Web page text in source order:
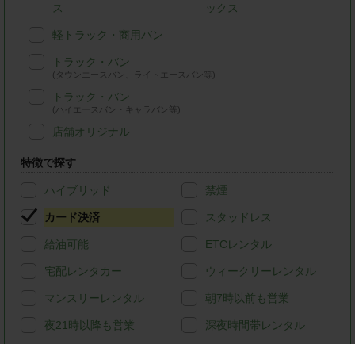
ス
ックス
軽トラック・商用バン
トラック・バン
(タウンエースバン、ライトエースバン等)
トラック・バン
(ハイエースバン・キャラバン等)
店舗オリジナル
特徴で探す
ハイブリッド 禁煙
カード決済 スタッドレス
給油可能 ETCレンタル
宅配レンタカー ウィークリーレンタル
マンスリーレンタル 朝7時以前も営業
夜21時以降も営業 深夜時間帯レンタル